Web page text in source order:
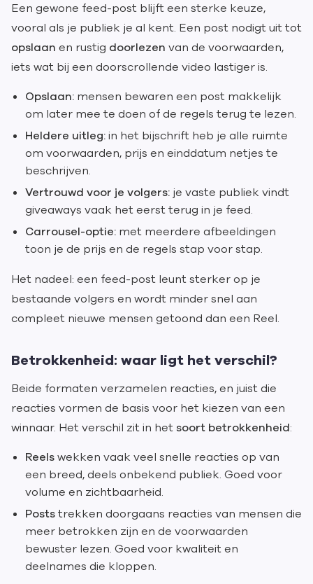
Een gewone feed-post blijft een sterke keuze,
vooral als je publiek je al kent. Een post nodigt uit tot
opslaan en rustig doorlezen van de voorwaarden,
iets wat bij een doorscrollende video lastiger is.
Opslaan: mensen bewaren een post makkelijk
om later mee te doen of de regels terug te lezen.
Heldere uitleg:in het bijschrift heb je alle ruimte
om voorwaarden, prijs en einddatum netjes te
beschrijven.
Vertrouwd voor je volgers: je vaste publiek vindt
giveaways vaak het eerst terug in je feed.
Carrousel-optie: met meerdere afbeeldingen
toon je de prijs en de regels stap voor stap.
Het nadeel: een feed-post leunt sterker op je
bestaande volgers en wordt minder snel aan
compleet nieuwe mensen getoond dan een Reel.
Betrokkenheid: waar ligt het verschil?
Beide formaten verzamelen reacties, en juist die
reacties vormen de basis voor het kiezen van een
winnaar. Het verschil zit in het soort betrokkenheid:
Reelswekken vaak veel snelle reacties op van
een breed, deels onbekend publiek. Goed voor
volume en zichtbaarheid.
Poststrekken doorgaans reacties van mensen die
meer betrokken zijn en de voorwaarden
bewuster lezen. Goed voor kwaliteit en
deelnames die kloppen.